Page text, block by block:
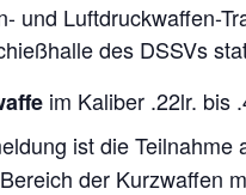
und Luft­druck­waf­fen-
des DSSVs
im Kali­ber .22lr. bis
ist die Teil­nahme
der Kurz­waf­fen